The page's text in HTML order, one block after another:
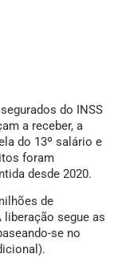
do INSS
a receber, a
do 13º salário e
foram
desde 2020.
de
liberação segue as
se no